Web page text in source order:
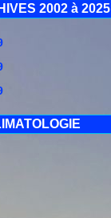
2002 à 2025